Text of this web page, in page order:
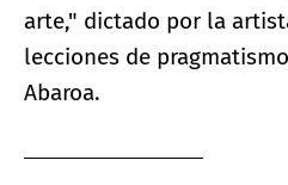
arte," dictado por la
lecciones de
Abaroa.